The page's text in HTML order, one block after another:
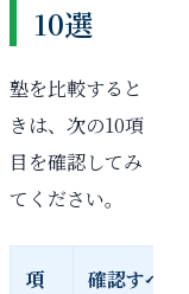
10選
塾を比較すると
きは、次の10項
目を確認してみ
てください。
項
確認すべき